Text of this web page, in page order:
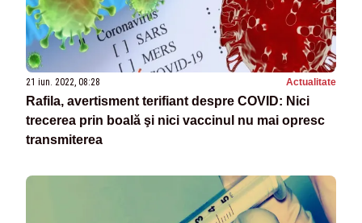
21 iun. 2022, 08:28 Actualitate
Rafila, avertisment terifiant despre COVID: Nici
trecerea prin boală şi nici vaccinul nu mai opresc
transmiterea